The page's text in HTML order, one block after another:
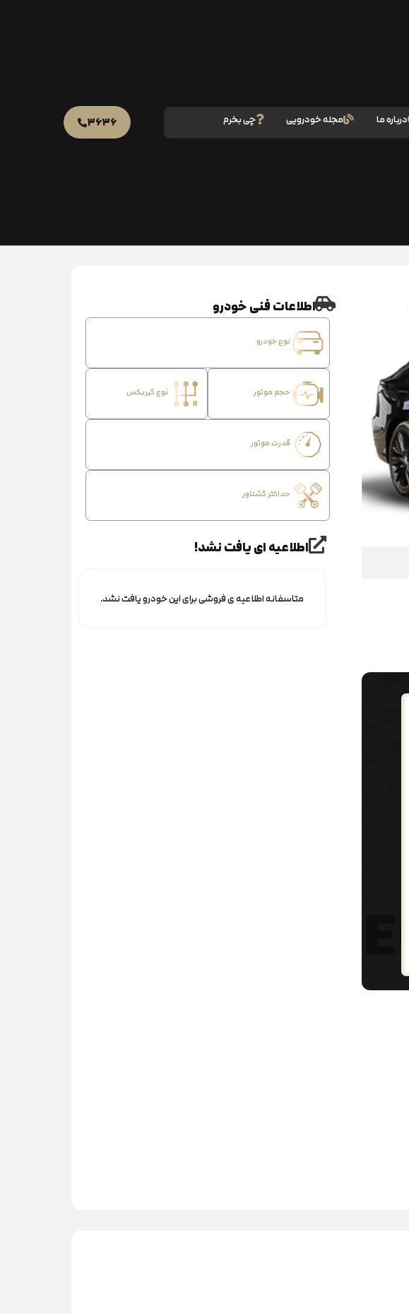
درباره ما مجله خودرویی چی بخرم ۳۶۳۶
اطلاعات فنی خودرو
نوع خودرو
حجم موتور نوع گیربکس
قدرت موتور
حداکثر گشتاور
اطلاعیه ای یافت نشد!
متاسفانه اطلاعیه ی فروشی برای این خودرو یافت نشد.